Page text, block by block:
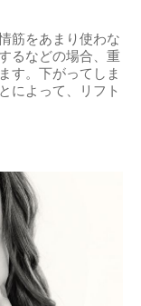
筋をあまり使わな
るなどの場合、重
す。下がってしま
によって、リフト